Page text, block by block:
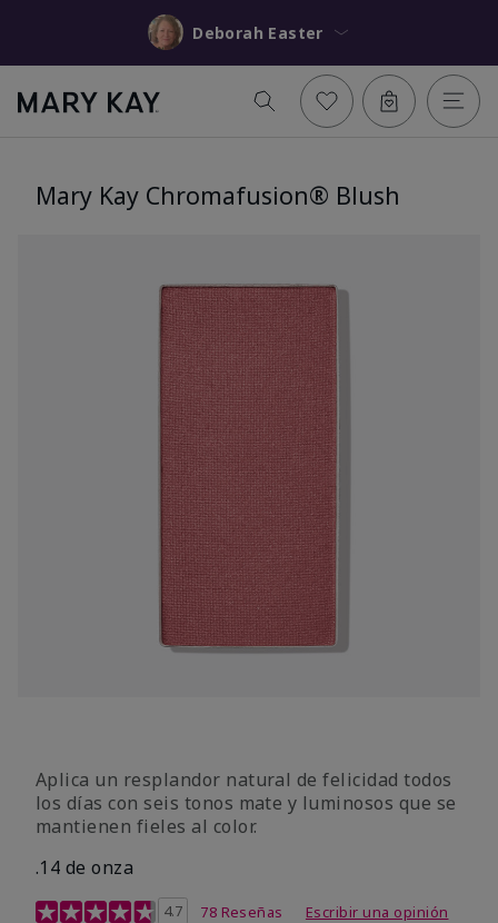
Deborah Easter
Mary Kay Chromafusion® Blush
Aplica un resplandor natural de felicidad todos
los días con seis tonos mate y luminosos que se
mantienen fieles al color.
.14 de onza
Calificación de clientes de 4,3 de 5
4.7 78 Reseñas Escribir una opinión